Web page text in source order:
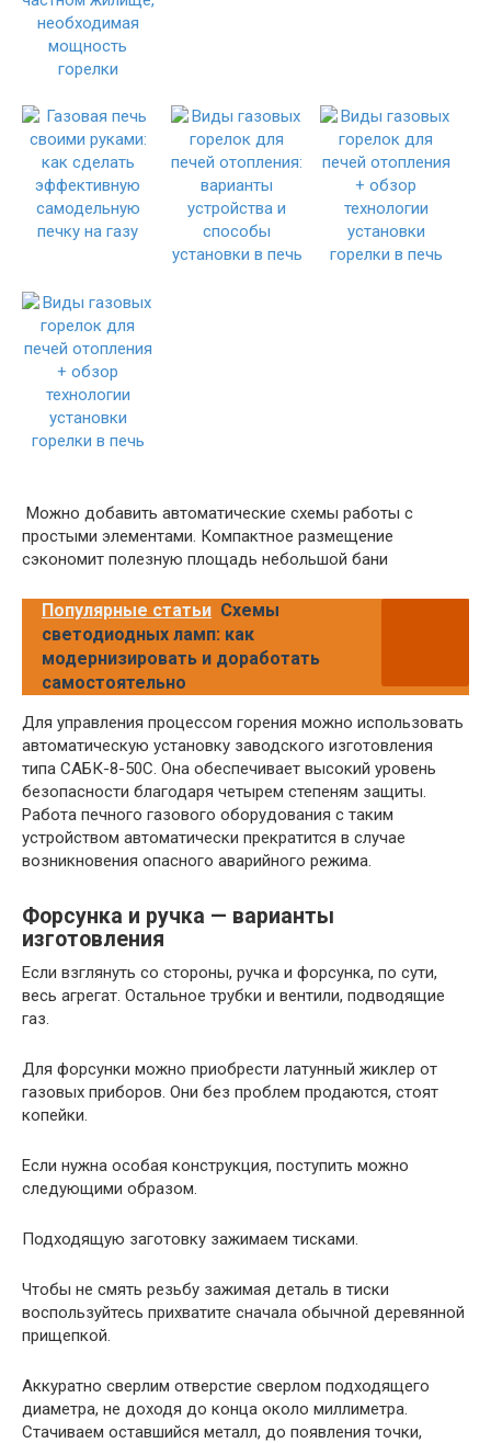
Можно добавить автоматические схемы работы с
простыми элементами. Компактное размещение
сэкономит полезную площадь небольшой бани
Популярные статьи Схемы
светодиодных ламп: как
модернизировать и доработать
самостоятельно
Для управления процессом горения можно использовать
автоматическую установку заводского изготовления
типа САБК-8-50С. Она обеспечивает высокий уровень
безопасности благодаря четырем степеням защиты.
Работа печного газового оборудования с таким
устройством автоматически прекратится в случае
возникновения опасного аварийного режима.
Форсунка и ручка — варианты
изготовления
Если взглянуть со стороны, ручка и форсунка, по сути,
весь агрегат. Остальное трубки и вентили, подводящие
газ.
Для форсунки можно приобрести латунный жиклер от
газовых приборов. Они без проблем продаются, стоят
копейки.
Если нужна особая конструкция, поступить можно
следующими образом.
Подходящую заготовку зажимаем тисками.
Чтобы не смять резьбу зажимая деталь в тиски
воспользуйтесь прихватите сначала обычной деревянной
прищепкой.
Аккуратно сверлим отверстие сверлом подходящего
диаметра, не доходя до конца около миллиметра.
Стачиваем оставшийся металл, до появления точки,